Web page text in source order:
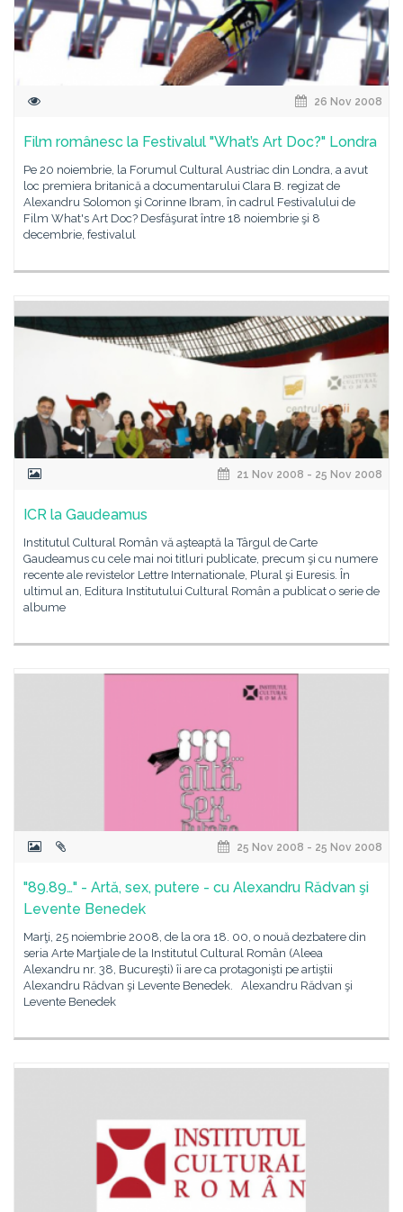
26 Nov 2008
Film românesc la Festivalul "What’s Art Doc?" Londra
Pe 20 noiembrie, la Forumul Cultural Austriac din Londra, a avut
loc premiera britanică a documentarului Clara B. regizat de
Alexandru Solomon şi Corinne Ibram, în cadrul Festivalului de
Film What's Art Doc? Desfăşurat între 18 noiembrie şi 8
decembrie, festivalul
21 Nov 2008 - 25 Nov 2008
ICR la Gaudeamus
Institutul Cultural Român vă aşteaptă la Târgul de Carte
Gaudeamus cu cele mai noi titluri publicate, precum şi cu numere
recente ale revistelor Lettre Internationale, Plural şi Euresis. În
ultimul an, Editura Institutului Cultural Român a publicat o serie de
albume
25 Nov 2008 - 25 Nov 2008
"89.89…" - Artă, sex, putere - cu Alexandru Rădvan şi
Levente Benedek
Marţi, 25 noiembrie 2008, de la ora 18. 00, o nouă dezbatere din
seria Arte Marţiale de la Institutul Cultural Român (Aleea
Alexandru nr. 38, Bucureşti) îi are ca protagonişti pe artiştii
Alexandru Rădvan şi Levente Benedek. Alexandru Rădvan şi
Levente Benedek